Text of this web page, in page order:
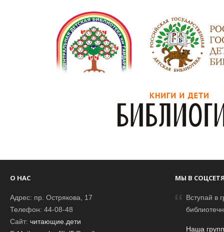
О НАС
Адрес: пр. Острякова, 17
Телефон: 44-08-48
Сайт: читающие.дети
МЫ В
Вступай в
Наша